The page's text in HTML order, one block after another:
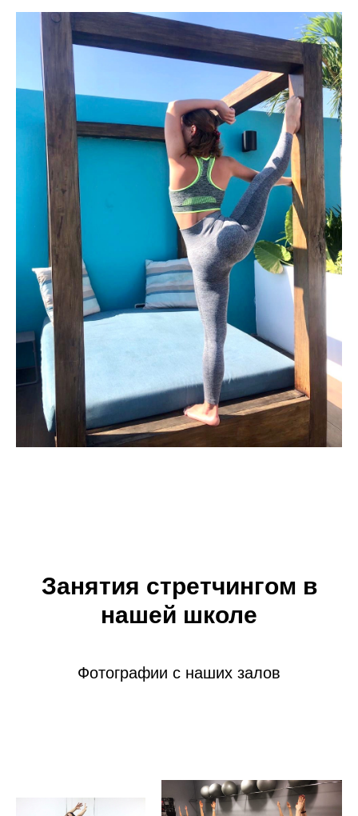
Занятия стретчингом в
нашей школе
Фотографии с наших залов